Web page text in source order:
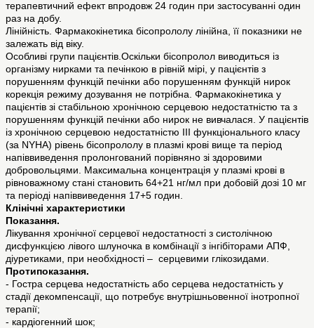
терапевтичний ефект впродовж 24 годин при застосуванні один
раз на добу.
Лінійність. Фармакокінетика бісопрололу лінійна, її показники не
залежать від віку.
Особливі групи пацієнтів.Оскільки бісопролол виводиться із
організму нирками та печінкою в рівній мірі, у пацієнтів з
порушенням функцій печінки або порушенням функцій нирок
корекція режиму дозування не потрібна. Фармакокінетика у
пацієнтів зі стабільною хронічною серцевою недостатністю та з
порушенням функцій печінки або нирок не вивчалася. У пацієнтів
із хронічною серцевою недостатністю ІІІ функціонального класу
(за NYHA) рівень бісопрололу в плазмі крові вище та період
напіввиведення пролонгований порівняно зі здоровими
добровольцями. Максимальна концентрація у плазмі крові в
рівноважному стані становить 64+21 нг/мл при добовій дозі 10 мг
та періоді напіввиведення 17+5 годин.
Клінічні характеристики
Показання.
Лікування хронічної серцевої недостатності з систолічною
дисфункцією лівого шлуночка в комбінації з інгібіторами АПФ,
діуретиками, при необхідності – серцевими глікозидами.
Протипоказання.
- Гостра серцева недостатність або серцева недостатність у
стадії декомпенсації, що потребує внутрішньовенної інотропної
терапії;
- кардіогенний шок;